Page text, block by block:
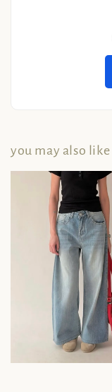
you may also like